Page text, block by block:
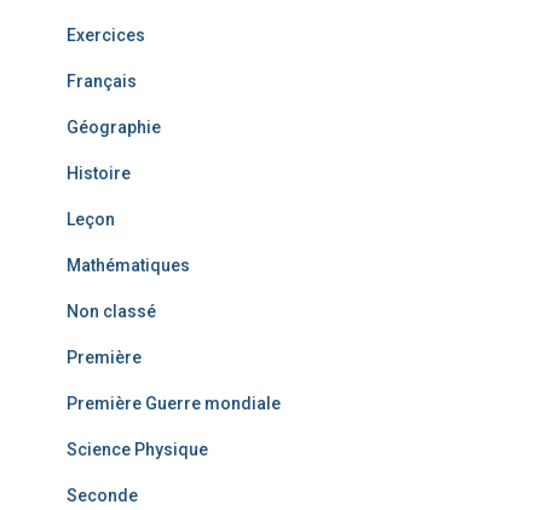
Exercices
Français
Géographie
Histoire
Leçon
Mathématiques
Non classé
Première
Première Guerre mondiale
Science Physique
Seconde